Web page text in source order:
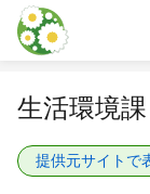
本文に飛ぶ
生活環境
提供元サイトで